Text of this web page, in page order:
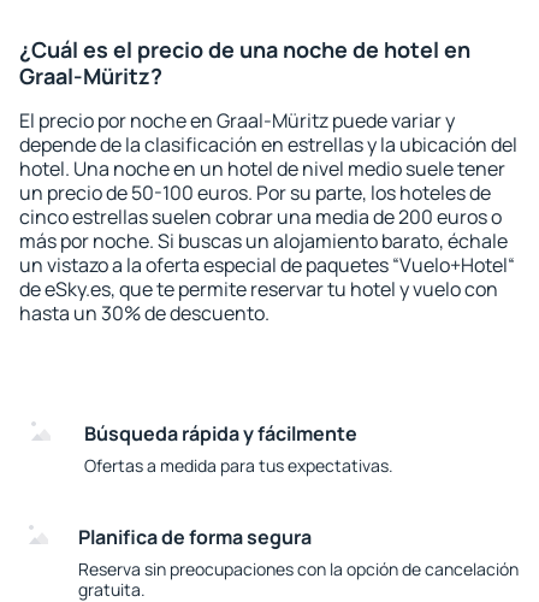
¿Cuál es el precio de una noche de hotel en
Graal-Müritz?
El precio por noche en Graal-Müritz puede variar y
depende de la clasificación en estrellas y la ubicación del
hotel. Una noche en un hotel de nivel medio suele tener
un precio de 50-100 euros. Por su parte, los hoteles de
cinco estrellas suelen cobrar una media de 200 euros o
más por noche. Si buscas un alojamiento barato, échale
un vistazo a la oferta especial de paquetes “Vuelo+Hotel“
de eSky.es, que te permite reservar tu hotel y vuelo con
hasta un 30% de descuento.
Búsqueda rápida y fácilmente
Ofertas a medida para tus expectativas.
Planifica de forma segura
Reserva sin preocupaciones con la opción de cancelación
gratuita.